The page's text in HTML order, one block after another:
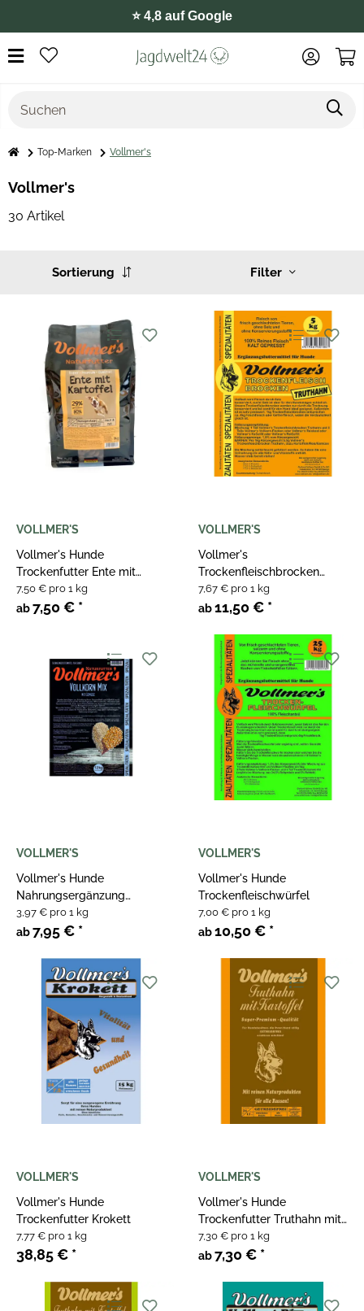
⭐️ 4,8 auf Google
Top-Marken Vollmer's
Vollmer's
30 Artikel
Filter
Sortierung
VOLLMER'S
Vollmer's Hunde
Trockenfutter Ente mit
Kartoffel
ab7,50 € *
7,50 € pro 1 kg
VOLLMER'S
Vollmer's
Trockenfleischbrocken
Truthahn
ab11,50 € *
7,67 € pro 1 kg
VOLLMER'S
Vollmer's Hunde
Nahrungsergänzung
Vollkorn Mix
ab7,95 € *
3,97 € pro 1 kg
VOLLMER'S
Vollmer's Hunde
Trockenfleischwürfel
ab10,50 € *
7,00 € pro 1 kg
VOLLMER'S
Vollmer's Hunde
Trockenfutter Krokett
38,85 € *
7,77 € pro 1 kg
VOLLMER'S
Vollmer's Hunde
Trockenfutter Truthahn mit
Kartoffel
ab7,30 € *
7,30 € pro 1 kg